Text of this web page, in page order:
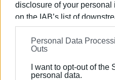
disclosure of your
on the IAB’s list of
information may also be
on theIAB’s List of
further disclose it to other
Please note that this
Personal Data
Outs
I want to opt-out of the
personal data.
Εμφανίσεις: 637